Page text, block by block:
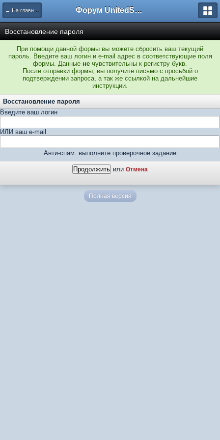
← На главную Форум UnitedSouth
Восстановление пароля
При помощи данной формы вы можете сбросить ваш текущий
пароль. Введите ваш логин и e-mail адрес в соответствующие поля
формы. Данные не чувствительны к регистру букв.
После отправки формы, вы получите письмо с просьбой о
подтверждении запроса, а так же ссылкой на дальнейшие
инструкции.
Восстановление пароля
Введите ваш логин
ИЛИ ваш e-mail
Анти-спам: выполните проверочное задание
или Отмена
Полная версия